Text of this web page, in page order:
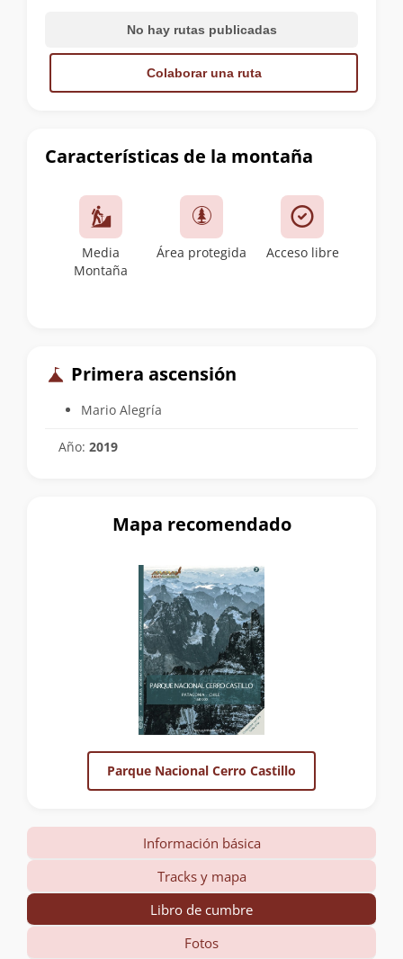
Características de la montaña
Media
Montaña
Área protegida Acceso libre
Primera ascensión
Mario Alegría
Año: 2019
No hay rutas publicadas
Colaborar una ruta
Mapa recomendado
Parque Nacional Cerro Castillo
Información básica
Tracks y mapa
Libro de cumbre
Fotos